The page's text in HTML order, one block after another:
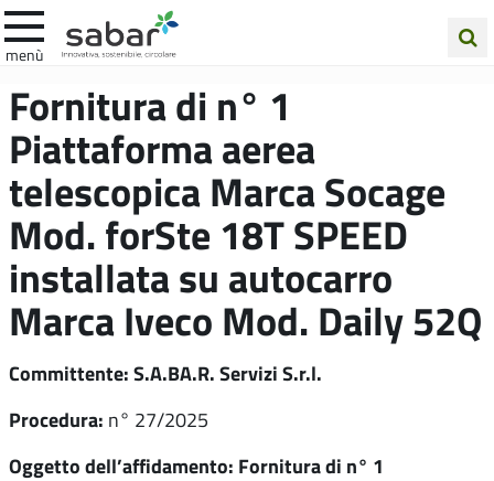
menù
nel
sito
Fornitura di n° 1
Piattaforma aerea
telescopica Marca Socage
Mod. forSte 18T SPEED
installata su autocarro
Marca Iveco Mod. Daily 52Q
Committente: S.A.BA.R. Servizi S.r.l.
Procedura: n° 27/2025
Oggetto dell’affidamento: Fornitura di n° 1